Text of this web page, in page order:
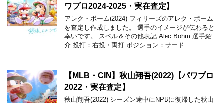
ワプロ2024-2025・実在査定】
アレク・ボーム(2024) フィリーズのアレク・ボーム
を査定し作成しました。 選手のイメージが伝わると
幸いです。 スペル＆その他表記 Alec Bohm 選手紹
介 投打：右投・両打 ポジション：サード …
【MLB・CIN】秋山翔吾(2022)【パワプロ
2022・実在査定】
秋山翔吾(2022) シーズン途中にNPBに復帰した秋山